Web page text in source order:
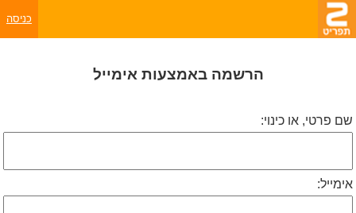
כניסה
הרשמה באמצעות אימייל
שם פרטי, או כינוי:
אימייל: